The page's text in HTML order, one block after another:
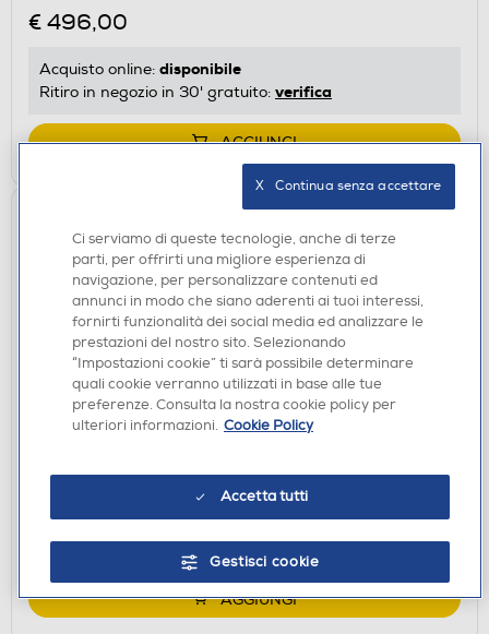
€ 496,00
Acquisto online: disponibile
Ritiro in negozio in 30' gratuito: verifica
AGGIUNGI
SISTEMI HI-FI
SONY - Altoparlante Bluetooth SRSULT1000.CEL-
€ 889,00
disponibile
Ritiro in negozio in 30' gratuito:
AGGIUNGI
Ci serviamo di queste tecnologie, anche di terze
parti, per offrirti una migliore esperienza di
navigazione, per personalizzare contenuti ed
annunci in modo che siano aderenti ai tuoi interessi,
fornirti funzionalità dei social media ed analizzare le
prestazioni del nostro sito. Selezionando
“Impostazioni cookie” ti sarà possibile determinare
quali cookie verranno utilizzati in base alle tue
preferenze. Consulta la nostra cookie policy per
ulteriori informazioni. Cookie Policy
Accetta tutti
Gestisci cookie
X   Continua senza accettare